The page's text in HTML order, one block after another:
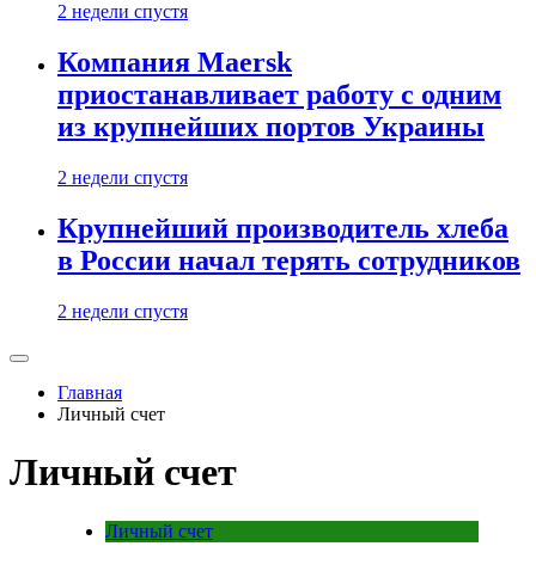
2 недели спустя
Компания Maersk
приостанавливает работу с одним
из крупнейших портов Украины
2 недели спустя
Крупнейший производитель хлеба
в России начал терять сотрудников
2 недели спустя
Главная
Личный счет
Личный счет
Личный счет